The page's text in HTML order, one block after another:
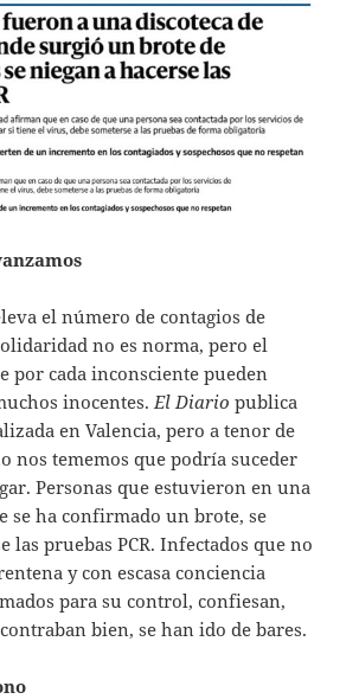
el número de contagios de
no es norma, pero el
por cada inconsciente pueden
inocentes. El Diario publica
en Valencia, pero a tenor de
nos tememos que podría suceder
Personas que estuvieron en una
se ha confirmado un brote, se
las pruebas PCR. Infectados que no
y con escasa conciencia
para su control, confiesan,
bien, se han ido de bares.